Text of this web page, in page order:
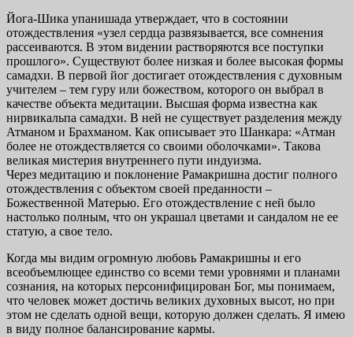
Йога-Шика упанишада утверждает, что в состоянии
отождествления «узел сердца развязывается, все сомнения
рассеиваются. В этом видении растворяются все поступки
прошлого». Существуют более низкая и более высокая формы
самадхи. В первой йог достигает отождествления с духовным
учителем – тем гуру или божеством, которого он выбрал в
качестве объекта медитации. Высшая форма известна как
нирвикальпа самадхи. В ней не существует разделения между
Атманом и Брахманом. Как описывает это Шанкара: «Атман
более не отождествляется со своими оболочками». Такова
великая мистерия внутреннего пути индуизма.
Через медитацию и поклонение Рамакришна достиг полного
отождествления с объектом своей преданности –
Божественной Матерью. Его отождествление с ней было
настолько полным, что он украшал цветами и сандалом не ее
статую, а свое тело.
Когда мы видим огромную любовь Рамакришны и его
всеобъемлющее единство со всеми теми уровнями и планами
сознания, на которых персонифицирован Бог, мы понимаем,
что человек может достичь великих духовных высот, но при
этом не сделать одной вещи, которую должен сделать. Я имею
в виду полное балансирование кармы.